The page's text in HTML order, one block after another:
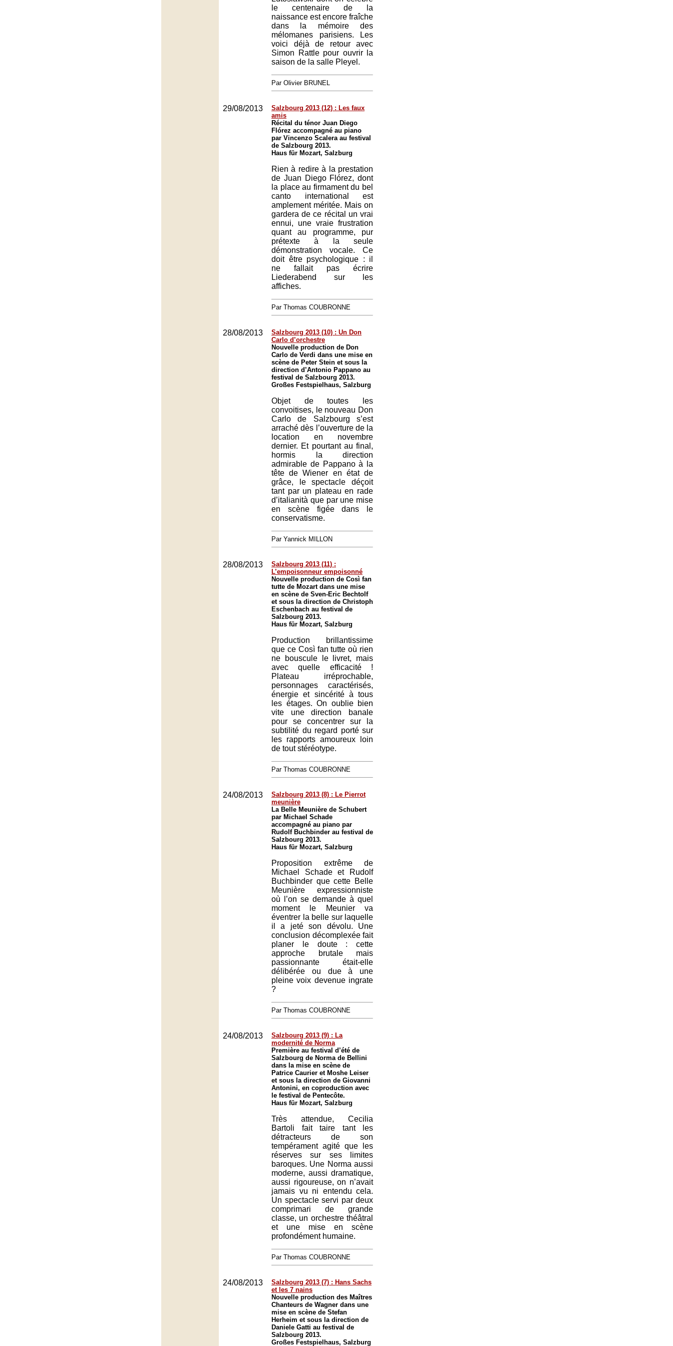
le centenaire de la
naissance est encore fraîche
dans la mémoire des
mélomanes parisiens. Les
voici déjà de retour avec
Simon Rattle pour ouvrir la
saison de la salle Pleyel.
Par Olivier BRUNEL
29/08/2013
Salzbourg 2013 (12) : Les faux
amis
Récital du ténor Juan Diego
Flórez accompagné au piano
par Vincenzo Scalera au festival
de Salzbourg 2013.
Haus für Mozart, Salzburg
Rien à redire à la prestation
de Juan Diego Flórez, dont
la place au firmament du bel
canto international est
amplement méritée. Mais on
gardera de ce récital un vrai
ennui, une vraie frustration
quant au programme, pur
prétexte à la seule
démonstration vocale. Ce
doit être psychologique : il
ne fallait pas écrire
Liederabend sur les
affiches.
Par Thomas COUBRONNE
28/08/2013
Salzbourg 2013 (10) : Un Don
Carlo d’orchestre
Nouvelle production de Don
Carlo de Verdi dans une mise en
scène de Peter Stein et sous la
direction d’Antonio Pappano au
festival de Salzbourg 2013.
Großes Festspielhaus, Salzburg
Objet de toutes les
convoitises, le nouveau Don
Carlo de Salzbourg s’est
arraché dès l’ouverture de la
location en novembre
dernier. Et pourtant au final,
hormis la direction
admirable de Pappano à la
tête de Wiener en état de
grâce, le spectacle déçoit
tant par un plateau en rade
d’italianità que par une mise
en scène figée dans le
conservatisme.
Par Yannick MILLON
28/08/2013
Salzbourg 2013 (11) :
L’empoisonneur empoisonné
Nouvelle production de Così fan
tutte de Mozart dans une mise
en scène de Sven-Eric Bechtolf
et sous la direction de Christoph
Eschenbach au festival de
Salzbourg 2013.
Haus für Mozart, Salzburg
Production brillantissime
que ce Così fan tutte où rien
ne bouscule le livret, mais
avec quelle efficacité !
Plateau irréprochable,
personnages caractérisés,
énergie et sincérité à tous
les étages. On oublie bien
vite une direction banale
pour se concentrer sur la
subtilité du regard porté sur
les rapports amoureux loin
de tout stéréotype.
Par Thomas COUBRONNE
24/08/2013
Salzbourg 2013 (8) : Le Pierrot
meunière
La Belle Meunière de Schubert
par Michael Schade
accompagné au piano par
Rudolf Buchbinder au festival de
Salzbourg 2013.
Haus für Mozart, Salzburg
Proposition extrême de
Michael Schade et Rudolf
Buchbinder que cette Belle
Meunière expressionniste
où l’on se demande à quel
moment le Meunier va
éventrer la belle sur laquelle
il a jeté son dévolu. Une
conclusion décomplexée fait
planer le doute : cette
approche brutale mais
passionnante était-elle
délibérée ou due à une
pleine voix devenue ingrate
?
Par Thomas COUBRONNE
24/08/2013
Salzbourg 2013 (9) : La
modernité de Norma
Première au festival d’été de
Salzbourg de Norma de Bellini
dans la mise en scène de
Patrice Caurier et Moshe Leiser
et sous la direction de Giovanni
Antonini, en coproduction avec
le festival de Pentecôte.
Haus für Mozart, Salzburg
Très attendue, Cecilia
Bartoli fait taire tant les
détracteurs de son
tempérament agité que les
réserves sur ses limites
baroques. Une Norma aussi
moderne, aussi dramatique,
aussi rigoureuse, on n’avait
jamais vu ni entendu cela.
Un spectacle servi par deux
comprimari de grande
classe, un orchestre théâtral
et une mise en scène
profondément humaine.
Par Thomas COUBRONNE
24/08/2013
Salzbourg 2013 (7) : Hans Sachs
et les 7 nains
Nouvelle production des Maîtres
Chanteurs de Wagner dans une
mise en scène de Stefan
Herheim et sous la direction de
Daniele Gatti au festival de
Salzbourg 2013.
Großes Festspielhaus, Salzburg